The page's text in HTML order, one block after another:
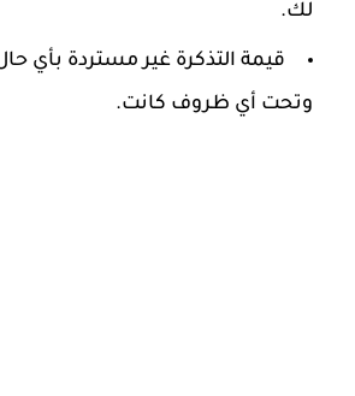
لك.
قيمة التذكرة غير مستردة بأي
وتحت أي ظروف كانت.